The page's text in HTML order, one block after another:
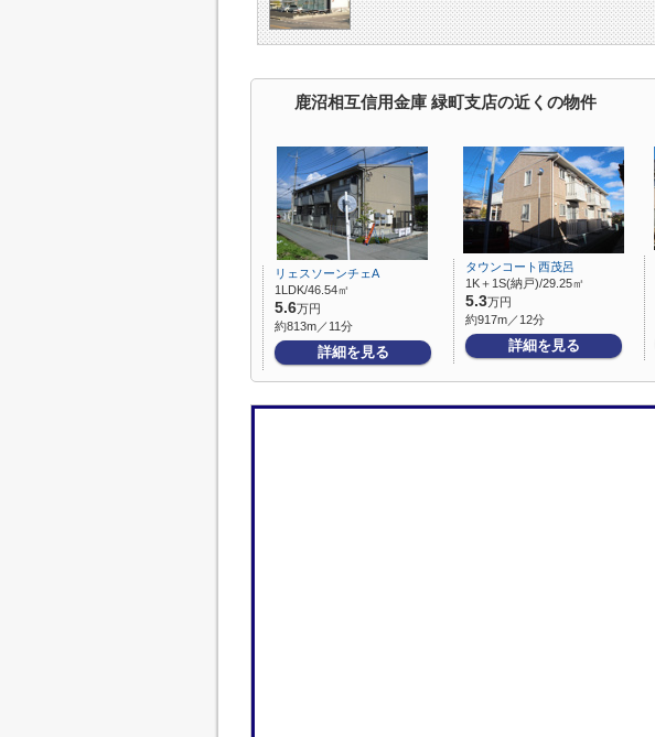
鹿沼相互信用金庫 緑町支店の近くの物件
リェスソーンチェA
1LDK/46.54㎡
5.6万円
約813m／11分
詳細を見る
タウンコート西茂呂
1K＋1S(納戸)/29.25㎡
5.3万円
約917m／12分
詳細を見る